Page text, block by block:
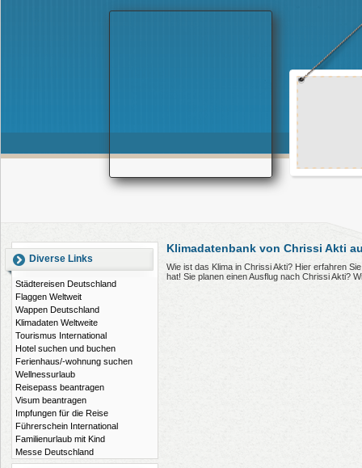
Diverse Links
Städtereisen Deutschland
Flaggen Weltweit
Wappen Deutschland
Klimadaten Weltweite
Tourismus International
Hotel suchen und buchen
Ferienhaus/-wohnung suchen
Wellnessurlaub
Reisepass beantragen
Visum beantragen
Impfungen für die Reise
Führerschein International
Familienurlaub mit Kind
Messe Deutschland
Klimadatenbank von Chrissi Akti
Wie ist das Klima in Chrissi Akti? Hier erfahren
hat! Sie planen einen Ausflug nach Chrissi Akti?